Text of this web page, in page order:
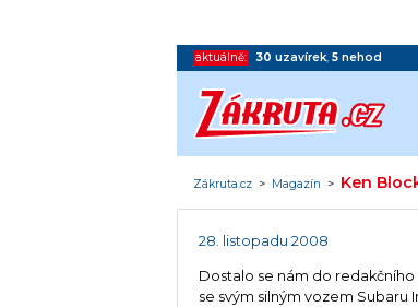
aktuálně: 30 uzavírek,5 nehod
Zákruta.cz > Magazín > Ken
28. listopadu 2008
Dostalo se nám do
se svým silným vozem Subaru